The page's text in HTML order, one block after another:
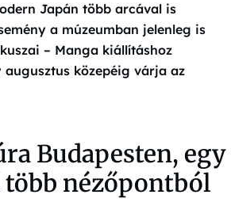
Japán több arcával is
a múzeumban jelenleg is
– Manga kiállításhoz
augusztus közepéig várja az
Budapesten, egy
több nézőpontból